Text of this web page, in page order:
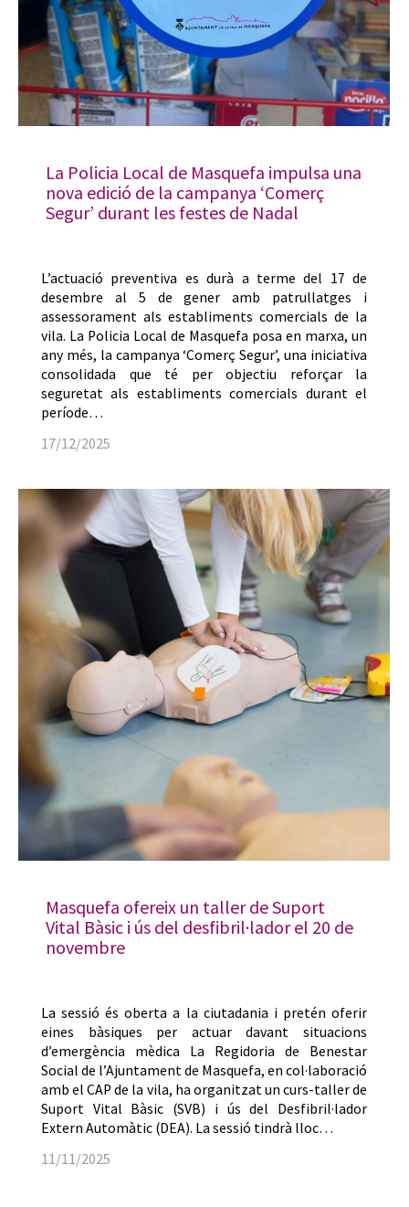
La Policia Local de Masquefa impulsa una
nova edició de la campanya ‘Comerç
Segur’ durant les festes de Nadal
L’actuació preventiva es durà a terme del 17 de
desembre al 5 de gener amb patrullatges i
assessorament als establiments comercials de la
vila. La Policia Local de Masquefa posa en marxa, un
any més, la campanya ‘Comerç Segur’, una iniciativa
consolidada que té per objectiu reforçar la
seguretat als establiments comercials durant el
període…
17/12/2025
Masquefa ofereix un taller de Suport
Vital Bàsic i ús del desfibril·lador el 20 de
novembre
La sessió és oberta a la ciutadania i pretén oferir
eines bàsiques per actuar davant situacions
d’emergència mèdica La Regidoria de Benestar
Social de l’Ajuntament de Masquefa, en col·laboració
amb el CAP de la vila, ha organitzat un curs-taller de
Suport Vital Bàsic (SVB) i ús del Desfibril·lador
Extern Automàtic (DEA). La sessió tindrà lloc…
11/11/2025